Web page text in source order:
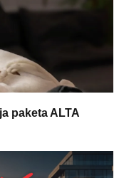
paketa ALTA